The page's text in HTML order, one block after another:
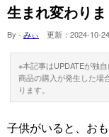
生まれ変わり
By - みぃ 更新： 2024-10-24
※本記事はUPDATEが独
商品の購入が発生した場
ります。
子供がいると、お